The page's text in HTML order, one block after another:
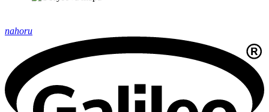
nahoru